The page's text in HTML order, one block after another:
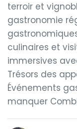
terroir et
gastronomie
culinaires et
immersives
Trésors des
Événements
manquer